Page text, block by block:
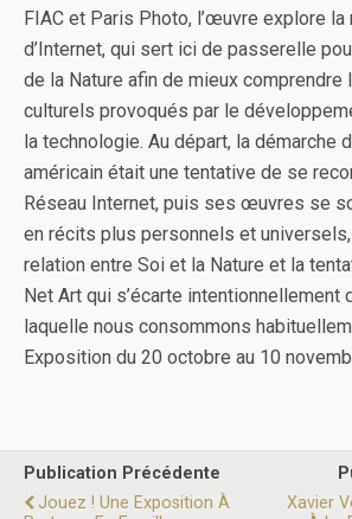
FIAC et Paris Photo, l’œuvre explore la
d’Internet, qui sert ici de passerelle
de la Nature afin de mieux comprendre
culturels provoqués par le
la technologie. Au départ, la démarche
américain était une tentative de se
Réseau Internet, puis ses œuvres se
en récits plus personnels et
relation entre Soi et la Nature et la
Net Art qui s’écarte intentionnellement
laquelle nous consommons
Exposition du 20 octobre au 10
Publication Précédente
Jouez ! Une Exposition À
Xavier